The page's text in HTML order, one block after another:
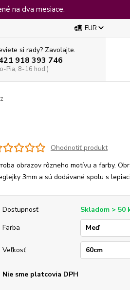
na dva mesiace.
EUR
si rady? Zavolajte.
918 393 746
Pia, 8-16 hod.)
Ohodnotiť produkt
obrazov rôzneho motívu a farby.
3mm a sú dodávané spolu s
Dostupnosť
Skladom > 50
Farba
Veľkosť
Nie sme platcovia DPH